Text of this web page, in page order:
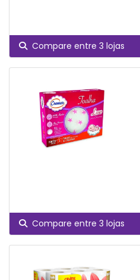
Compare entre 3 lojas
Compare entre 3 lojas